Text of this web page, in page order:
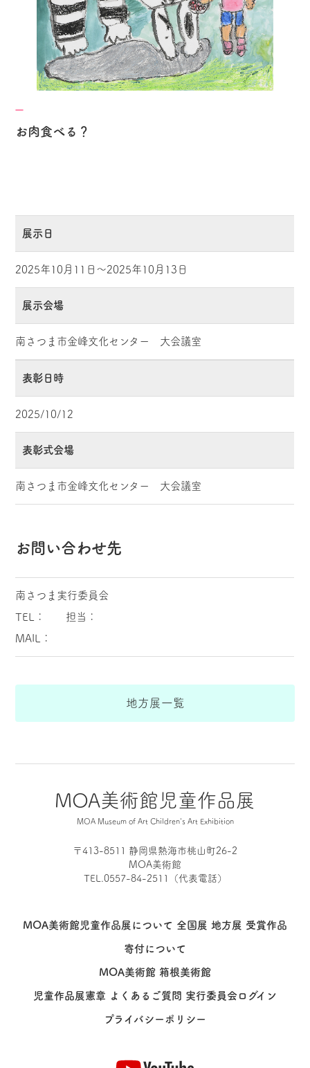
お肉食べる？
展示日
2025年10月11日～2025年10月13日
展示会場
南さつま市金峰文化センター 大会議室
表彰日時
2025/10/12
表彰式会場
南さつま市金峰文化センター 大会議室
お問い合わせ先
南さつま実行委員会
TEL： 担当：
MAIL：
地方展一覧
MOA美術館児童作品展
MOA Museum of Art Children's Art Exhibition
〒413-8511 静岡県熱海市桃山町26-2
MOA美術館
TEL.0557-84-2511（代表電話）
MOA美術館児童作品展について 全国展 地方展 受賞作品
寄付について
MOA美術館 箱根美術館
児童作品展憲章 よくあるご質問 実行委員会ログイン
プライバシーポリシー